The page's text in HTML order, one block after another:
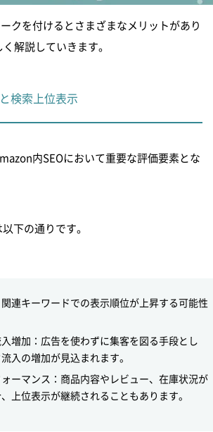
クを付けるとさまざまなメリットがあり
解説していきます。
検索上位表示
内SEOにおいて重要な評価要素とな
下の通りです。
連キーワードでの表示順位が上昇する可能性
増加：広告を使わずに集客を図る手段とし
入の増加が見込まれます。
ーマンス：商品内容やレビュー、在庫状況が
上位表示が継続されることもあります。